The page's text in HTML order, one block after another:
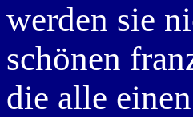
werden sie
schönen
die alle